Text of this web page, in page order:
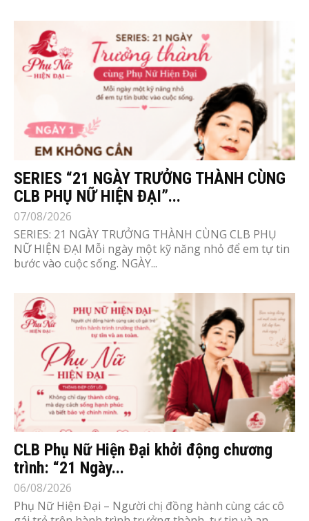
SERIES “21 NGÀY TRƯỞNG THÀNH CÙNG
CLB PHỤ NỮ HIỆN ĐẠI”...
07/08/2026
SERIES: 21 NGÀY TRƯỞNG THÀNH CÙNG CLB PHỤ
NỮ HIỆN ĐẠI Mỗi ngày một kỹ năng nhỏ để em tự tin
bước vào cuộc sống. NGÀY...
CLB Phụ Nữ Hiện Đại khởi động chương
trình: “21 Ngày...
06/08/2026
Phụ Nữ Hiện Đại – Người chị đồng hành cùng các cô